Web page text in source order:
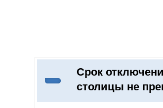
Поиск
Срок
столицы не